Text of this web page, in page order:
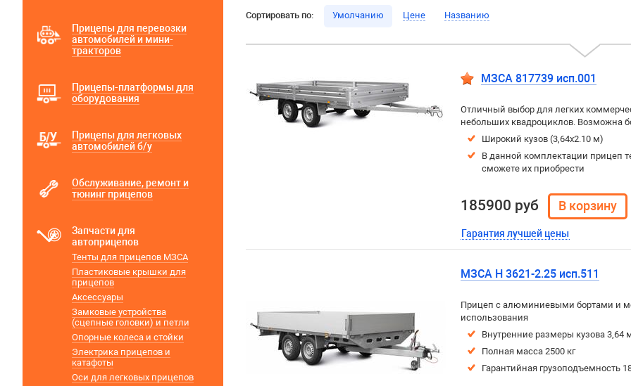
Сортировать по: Умолчанию Цене Названию
МЗСА 817739 исп.001
Отличный выбор для легких
небольших квадроциклов. Возможна
Широкий кузов (3,64х2.10 м)
В данной комплектации прицеп
сможете их приобрести
185900 руб
Гарантия лучшей цены
МЗСА H 3621-2.25 исп.511
Прицеп с алюминиевыми бортами и
использования
Внутренние размеры кузова 3,64
Полная масса 2500 кг
Гарантийная грузоподъемность
Прицепы для перевозки
автомобилей и мини-
тракторов
Прицепы-платформы для
оборудования
Прицепы для легковых
автомобилей б/у
Обслуживание, ремонт и
тюнинг прицепов
Запчасти для
автоприцепов
Тенты для прицепов МЗСА
Пластиковые крышки для
прицепов
Аксессуары
Замковые устройства
(сцепные головки) и петли
Опорные колеса и стойки
Электрика прицепов и
катафоты
Оси для легковых прицепов